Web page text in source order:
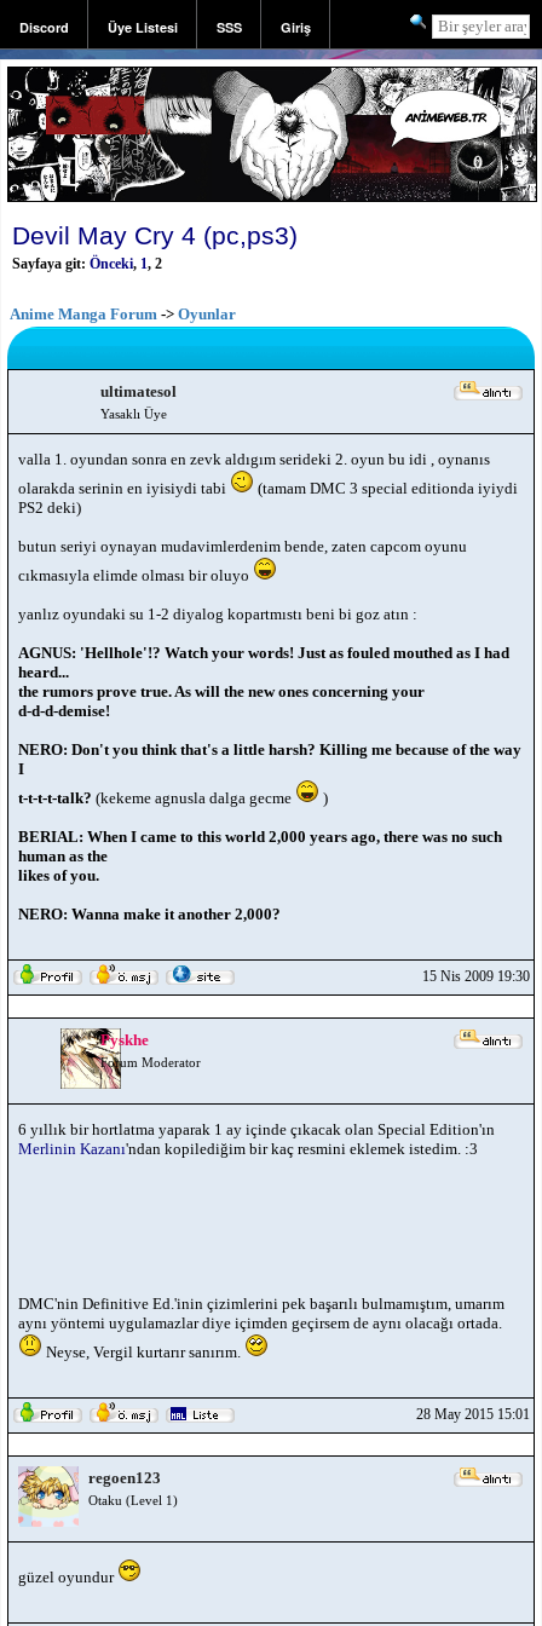
Discord Üye Listesi SSS Giriş
Kayıt
Devil May Cry 4 (pc,ps3)
Sayfaya git: Önceki, 1, 2
Anime Manga Forum -> Oyunlar
ultimatesol
Yasaklı Üye
valla 1. oyundan sonra en zevk aldıgım serideki 2. oyun bu idi , oynanıs
olarakda serinin en iyisiydi tabi
(tamam DMC 3 special editionda iyiydi
PS2 deki)
butun seriyi oynayan mudavimlerdenim bende, zaten capcom oyunu
cıkmasıyla elimde olması bir oluyo
yanlız oyundaki su 1-2 diyalog kopartmıstı beni bi goz atın :
AGNUS: 'Hellhole'!? Watch your words! Just as fouled mouthed as I had
heard...
the rumors prove true. As will the new ones concerning your
d-d-d-demise!
NERO: Don't you think that's a little harsh? Killing me because of the way
I
t-t-t-t-talk? (kekeme agnusla dalga gecme )
BERIAL: When I came to this world 2,000 years ago, there was no such
human as the
likes of you.
NERO: Wanna make it another 2,000?
15 Nis 2009 19:30
Pyskhe
Forum Moderator
6 yıllık bir hortlatma yaparak 1 ay içinde çıkacak olan Special Edition'ın
Merlinin Kazanı'ndan kopilediğim bir kaç resmini eklemek istedim. :3
DMC'nin Definitive Ed.'inin çizimlerini pek başarılı bulmamıştım, umarım
aynı yöntemi uygulamazlar diye içimden geçirsem de aynı olacağı ortada.
Neyse, Vergil kurtarır sanırım.
28 May 2015 15:01
regoen123
Otaku (Level 1)
güzel oyundur